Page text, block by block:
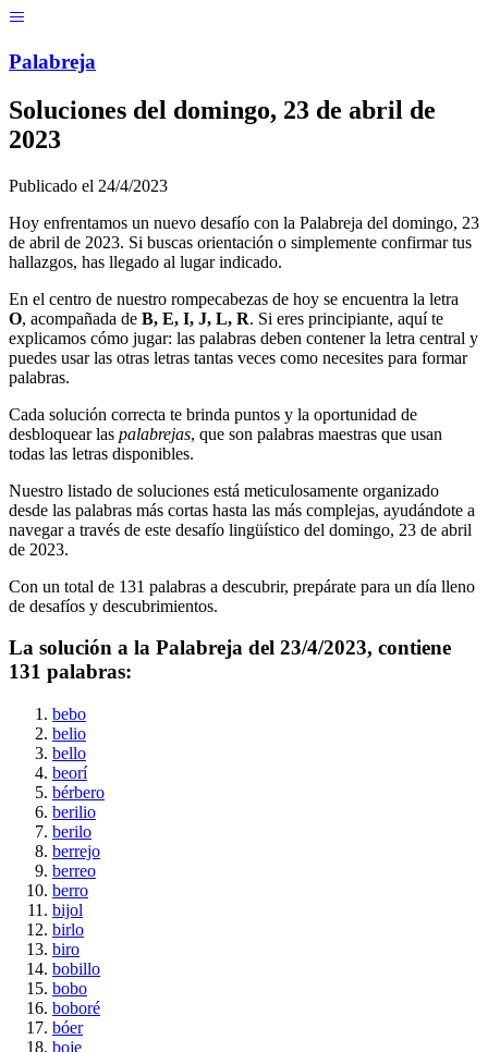
Palabreja
Soluciones del domingo, 23 de abril de
2023
Publicado el 24/4/2023
Hoy enfrentamos un nuevo desafío con la Palabreja del domingo, 23
de abril de 2023. Si buscas orientación o simplemente confirmar tus
hallazgos, has llegado al lugar indicado.
En el centro de nuestro rompecabezas de hoy se encuentra la letra
O, acompañada de B, E, I, J, L, R. Si eres principiante, aquí te
explicamos cómo jugar: las palabras deben contener la letra central y
puedes usar las otras letras tantas veces como necesites para formar
palabras.
Cada solución correcta te brinda puntos y la oportunidad de
desbloquear las palabrejas, que son palabras maestras que usan
todas las letras disponibles.
Nuestro listado de soluciones está meticulosamente organizado
desde las palabras más cortas hasta las más complejas, ayudándote a
navegar a través de este desafío lingüístico del domingo, 23 de abril
de 2023.
Con un total de 131 palabras a descubrir, prepárate para un día lleno
de desafíos y descubrimientos.
La solución a la Palabreja del 23/4/2023, contiene
131 palabras:
bebo
belio
bello
beorí
bérbero
berilio
berilo
berrejo
berreo
berro
bijol
birlo
biro
bobillo
bobo
boboré
bóer
boje